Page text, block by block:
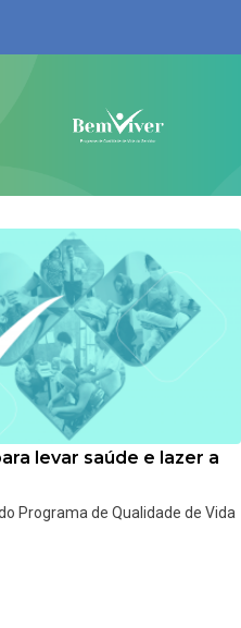
levar saúde e lazer a
Programa de Qualidade de Vida